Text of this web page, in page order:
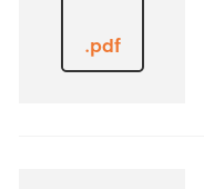
.pdf